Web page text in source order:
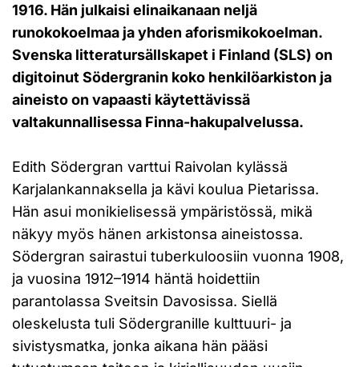
1916. Hän julkaisi elinaikanaan neljä
runokokoelmaa ja yhden aforismikokoelman.
Svenska litteratursällskapet i Finland (SLS) on
digitoinut Södergranin koko henkilöarkiston ja
aineisto on vapaasti käytettävissä
valtakunnallisessa Finna-hakupalvelussa.
Edith Södergran varttui Raivolan kylässä
Karjalankannaksella ja kävi koulua Pietarissa.
Hän asui monikielisessä ympäristössä, mikä
näkyy myös hänen arkistonsa aineistossa.
Södergran sairastui tuberkuloosiin vuonna 1908,
ja vuosina 1912–1914 häntä hoidettiin
parantolassa Sveitsin Davosissa. Siellä
oleskelusta tuli Södergranille kulttuuri- ja
sivistysmatka, jonka aikana hän pääsi